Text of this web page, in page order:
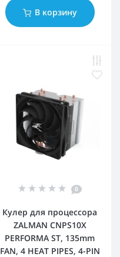
В корзину
0
Кулер для процессора
ZALMAN CNPS10X
PERFORMA ST, 135mm
FAN, 4 HEAT PIPES, 4-PIN